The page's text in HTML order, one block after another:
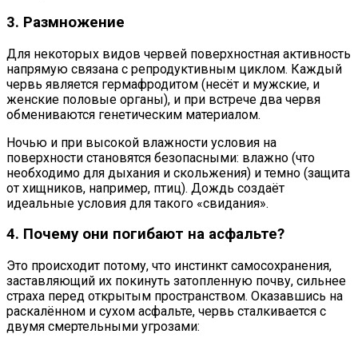
3. Размножение
Для некоторых видов червей поверхностная активность
напрямую связана с репродуктивным циклом. Каждый
червь является гермафродитом (несёт и мужские, и
женские половые органы), и при встрече два червя
обмениваются генетическим материалом.
Ночью и при высокой влажности условия на
поверхности становятся безопасными: влажно (что
необходимо для дыхания и скольжения) и темно (защита
от хищников, например, птиц). Дождь создаёт
идеальные условия для такого «свидания».
4. Почему они погибают на асфальте?
Это происходит потому, что инстинкт самосохранения,
заставляющий их покинуть затопленную почву, сильнее
страха перед открытым пространством. Оказавшись на
раскалённом и сухом асфальте, червь сталкивается с
двумя смертельными угрозами: